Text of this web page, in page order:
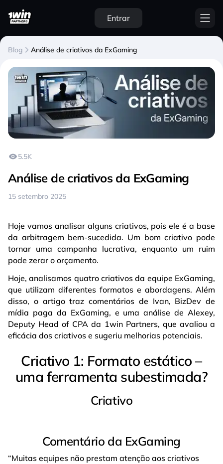
Entrar
Blog Análise de criativos da ExGaming
5.5K
Análise de criativos da ExGaming
15 setembro 2025
Hoje vamos analisar alguns criativos, pois ele é a base
da arbitragem bem-sucedida. Um bom criativo pode
tornar uma campanha lucrativa, enquanto um ruim
pode zerar o orçamento.
Hoje, analisamos quatro criativos da equipe ExGaming,
que utilizam diferentes formatos e abordagens. Além
disso, o artigo traz comentários de Ivan, BizDev de
mídia paga da ExGaming, e uma análise de Alexey,
Deputy Head of CPA da 1win Partners, que avaliou a
eficácia dos criativos e sugeriu melhorias potenciais.
Criativo 1: Formato estático –
uma ferramenta subestimada?
Criativo
Comentário da ExGaming
“Muitas equipes não prestam atenção aos criativos